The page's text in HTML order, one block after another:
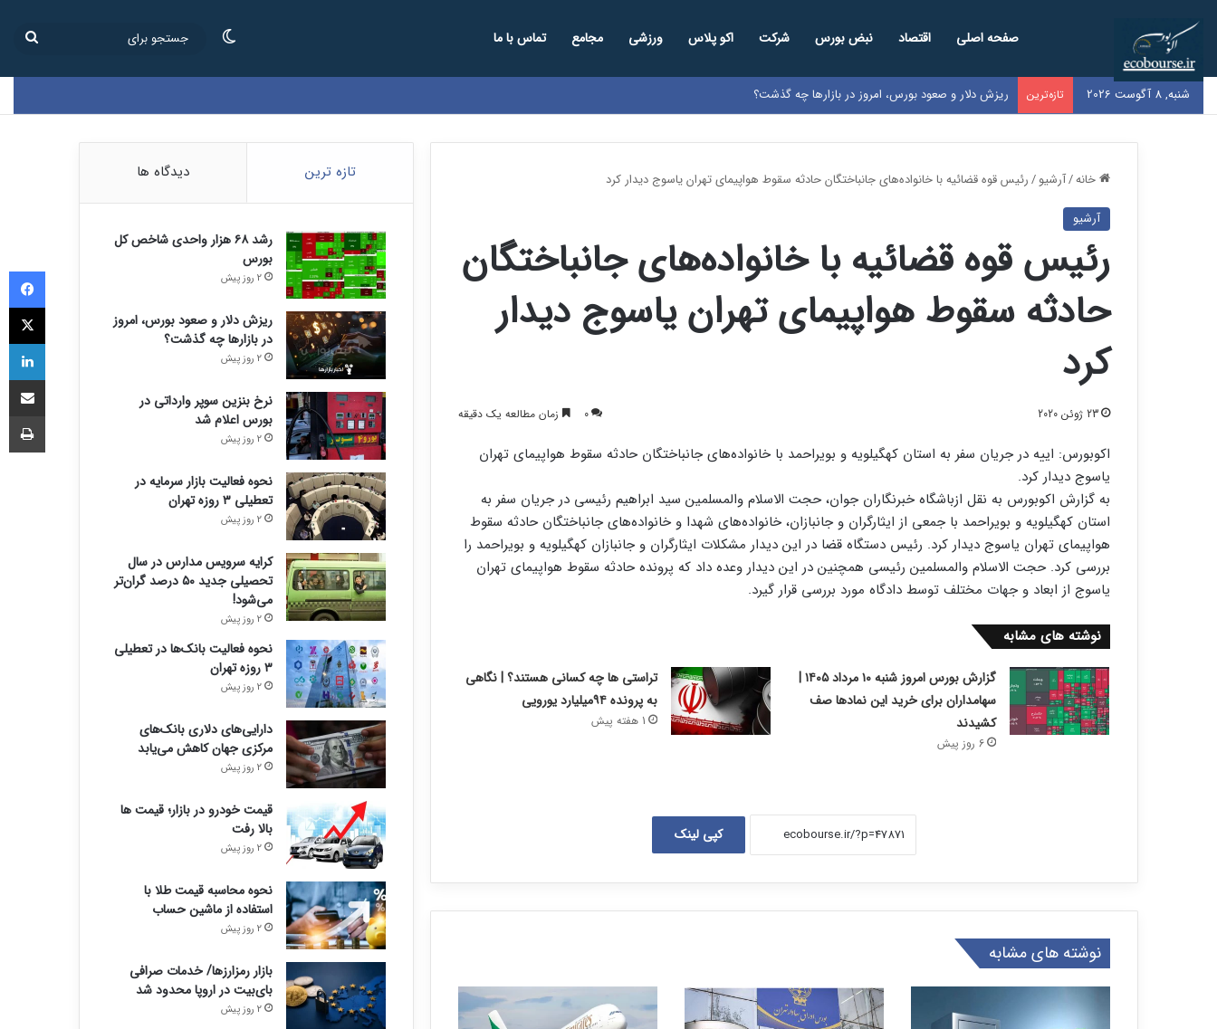
صفحه اصلی اقتصاد نبض بورس شرکت اکو پلاس ورزشی مجامع تماس با ما تغییر پوسته
شنبه, 8 آگوست 2026 تازه‌ترین ریزش دلار و صعود بورس، امروز در بازارها چه گذشت؟
خانه/آرشیو/رئیس قوه قضائیه با خانواده‌های جانباختگان حادثه سقوط هواپیمای تهران یاسوج دیدار کرد
آرشیو
رئیس قوه قضائیه با خانواده‌های جانباختگان
حادثه سقوط هواپیمای تهران یاسوج دیدار
کرد
23 ژوئن 2020 0 زمان مطالعه یک دقیقه
اکوبورس: اییه در جریان سفر به استان کهگیلویه و بویراحمد با خانواده‌های جانباختگان حادثه سقوط هواپیمای تهران
یاسوج دیدار کرد.
به گزارش اکوبورس به نقل ازباشگاه خبرنگاران جوان، حجت الاسلام والمسلمین سید ابراهیم رئیسی در جریان سفر به
استان کهگیلویه و بویراحمد با جمعی از ایثارگران و جانبازان، خانواده‌های شهدا و خانواده‌های جانباختگان حادثه سقوط
هواپیمای تهران یاسوج دیدار کرد. رئیس دستگاه قضا در این دیدار مشکلات ایثارگران و جانبازان کهگیلویه و بویراحمد را
بررسی کرد. حجت الاسلام والمسلمین رئیسی همچنین در این دیدار وعده داد که پرونده حادثه سقوط هواپیمای تهران
یاسوج از ابعاد و جهات مختلف توسط دادگاه مورد بررسی قرار گیرد.
نوشته های مشابه
گزارش بورس امروز شنبه ۱۰ مرداد ۱۴۰۵ |
سهامداران برای خرید این نمادها صف
کشیدند
6 روز پیش
تراستی ها چه کسانی هستند؟ | نگاهی
به پرونده ۹۴میلیارد یورویی
1 هفته پیش
کپی لینک
نوشته های مشابه
تازه ترین دیدگاه ها
رشد ۶۸ هزار واحدی شاخص کل
بورس
2 روز پیش
ریزش دلار و صعود بورس، امروز
در بازارها چه گذشت؟
2 روز پیش
نرخ بنزین سوپر وارداتی در
بورس اعلام شد
2 روز پیش
نحوه فعالیت بازار سرمایه در
تعطیلی ۳ روزه تهران
2 روز پیش
کرایه سرویس مدارس در سال
تحصیلی جدید ۵۰ درصد گران‌تر
می‌شود!
2 روز پیش
نحوه فعالیت بانک‌ها در تعطیلی
۳ روزه تهران
2 روز پیش
دارایی‌های دلاری بانک‌های
مرکزی جهان کاهش می‌یابد
2 روز پیش
قیمت خودرو در بازار؛ قیمت ها
بالا رفت
2 روز پیش
نحوه محاسبه قیمت طلا با
استفاده از ماشین حساب
2 روز پیش
بازار رمزارزها/ خدمات صرافی
بای‌بیت در اروپا محدود شد
2 روز پیش